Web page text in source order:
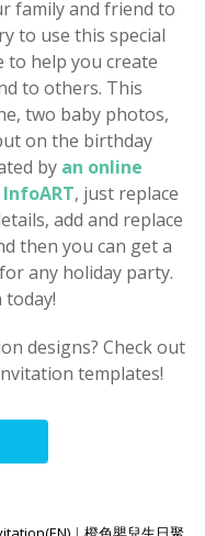
family and friend to
to use this special
help you create
to others. This
two baby photos,
on the birthday
by an online
, just replace
add and replace
then you can get a
any holiday party.
designs? Check out
templates!